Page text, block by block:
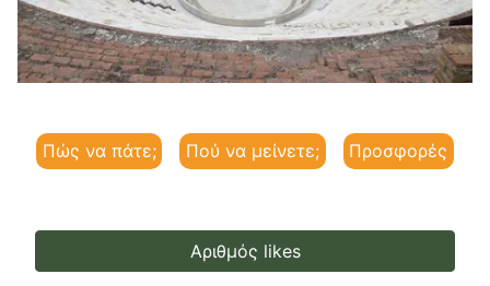
Πώς να πάτε; Πού να μείνετε; Προσφορές
Αριθμός likes